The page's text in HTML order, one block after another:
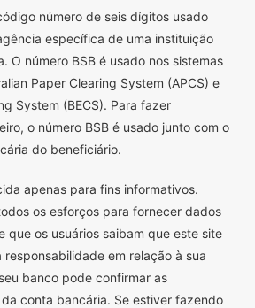
número de seis dígitos usado
específica de uma instituição
O número BSB é usado nos sistemas
Paper Clearing System (APCS) e
System (BECS). Para fazer
o número BSB é usado junto com o
do beneficiário.
apenas para fins informativos.
os esforços para fornecer dados
que os usuários saibam que este site
responsabilidade em relação à sua
banco pode confirmar as
conta bancária. Se estiver fazendo